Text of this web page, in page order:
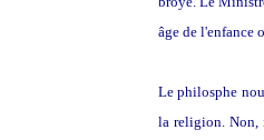
âge de l'enfance
Le philosphe
la religion. Non,